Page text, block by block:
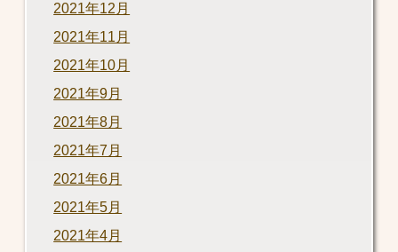
2021年12月
2021年11月
2021年10月
2021年9月
2021年8月
2021年7月
2021年6月
2021年5月
2021年4月